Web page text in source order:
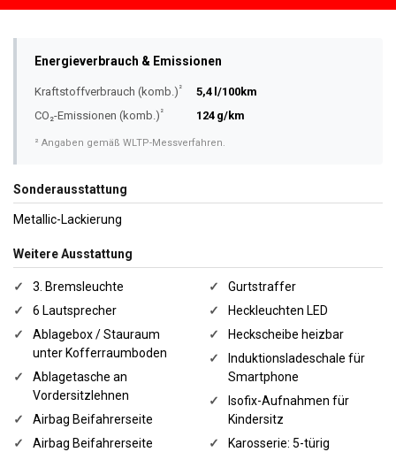
Energieverbrauch & Emissionen
Kraftstoffverbrauch (komb.)²
5,4 l/100km
CO₂-Emissionen (komb.)² 124 g/km
² Angaben gemäß WLTP-Messverfahren.
Sonderausstattung
Metallic-Lackierung
Weitere Ausstattung
✓
3. Bremsleuchte
✓
6 Lautsprecher
✓
Ablagebox / Stauraum
unter Kofferraumboden
✓
Ablagetasche an
Vordersitzlehnen
✓
Airbag Beifahrerseite
✓
Airbag Beifahrerseite
✓
Gurtstraffer
✓
Heckleuchten LED
✓
Heckscheibe heizbar
✓
Induktionsladeschale für
Smartphone
✓
Isofix-Aufnahmen für
Kindersitz
✓
Karosserie: 5-türig